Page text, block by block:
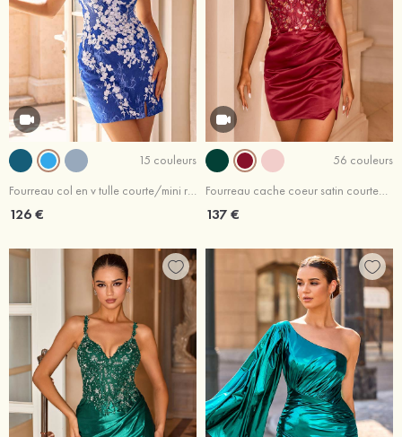
15 couleurs
Fourreau col en v tulle courte/mini robe de fête de la rentrée
126 €
56 couleurs
Fourreau cache coeur satin courte/mini robe de fête de la rentrée
137 €